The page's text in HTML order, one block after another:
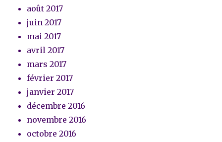
août 2017
juin 2017
mai 2017
avril 2017
mars 2017
février 2017
janvier 2017
décembre 2016
novembre 2016
octobre 2016